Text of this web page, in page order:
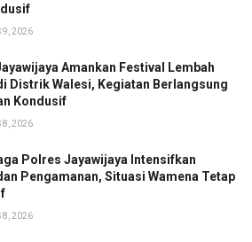
9, 2026
Amankan Festival Lembah
Distrik Walesi, Kegiatan Berlangsung
Kondusif
8, 2026
Polres Jayawijaya Intensifkan
Pengamanan, Situasi Wamena Tetap
8, 2026